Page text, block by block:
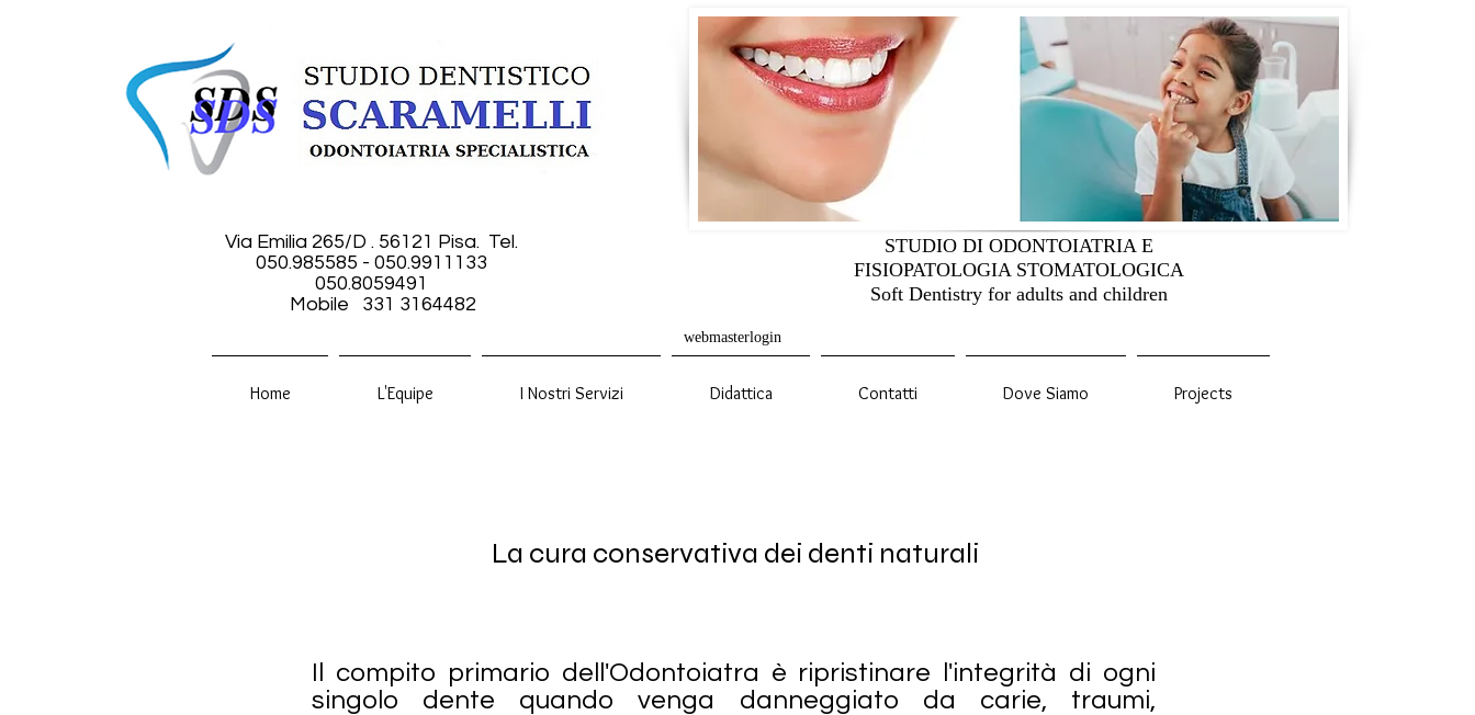
Via Emilia 265/D . 56121 Pisa. Tel.
050.985585 - 050.9911133
050.8059491
Mobile 331 3164482
webmasterlogin
STUDIO DI ODONTOIATRIA E
FISIOPATOLOGIA STOMATOLOGICA
Soft Dentistry for adults and children
Home L'Equipe I Nostri Servizi Didattica Contatti Dove Siamo Projects
La cura conservativa dei denti naturali
Il compito primario dell'Odontoiatra è ripristinare l'integrità di ogni
singolo dente quando venga danneggiato da carie, traumi,